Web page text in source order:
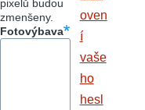
pixelů budou
zmenšeny.
Fotovýbava
oven
í
vaše
ho
hesl